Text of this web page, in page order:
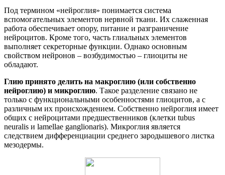
Под термином «нейроглия» понимается система
вспомогательных элементов нервной ткани. Их слаженная
работа обеспечивает опору, питание и разграничение
нейроцитов. Кроме того, часть глиальных элементов
выполняет секреторные функции. Однако основным
свойством нейронов – возбудимостью – глиоциты не
обладают.
Глию принято делить на макроглию (или собственно
нейроглию) и микроглию. Такое разделение связано не
только с функциональными особенностями глиоцитов, а с
различным их происхождением. Собственно нейроглия имеет
общих с нейроцитами предшественников (клетки tubus
neuralis и lamellae ganglionaris). Микроглия является
следствием дифференциации среднего зародышевого листка
мезодермы.